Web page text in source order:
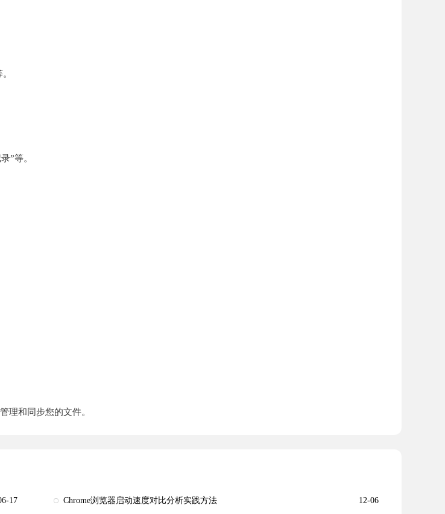
”等。
理和同步您的文件。
17 Chrome浏览器启动速度对比分析实践方法 12-06